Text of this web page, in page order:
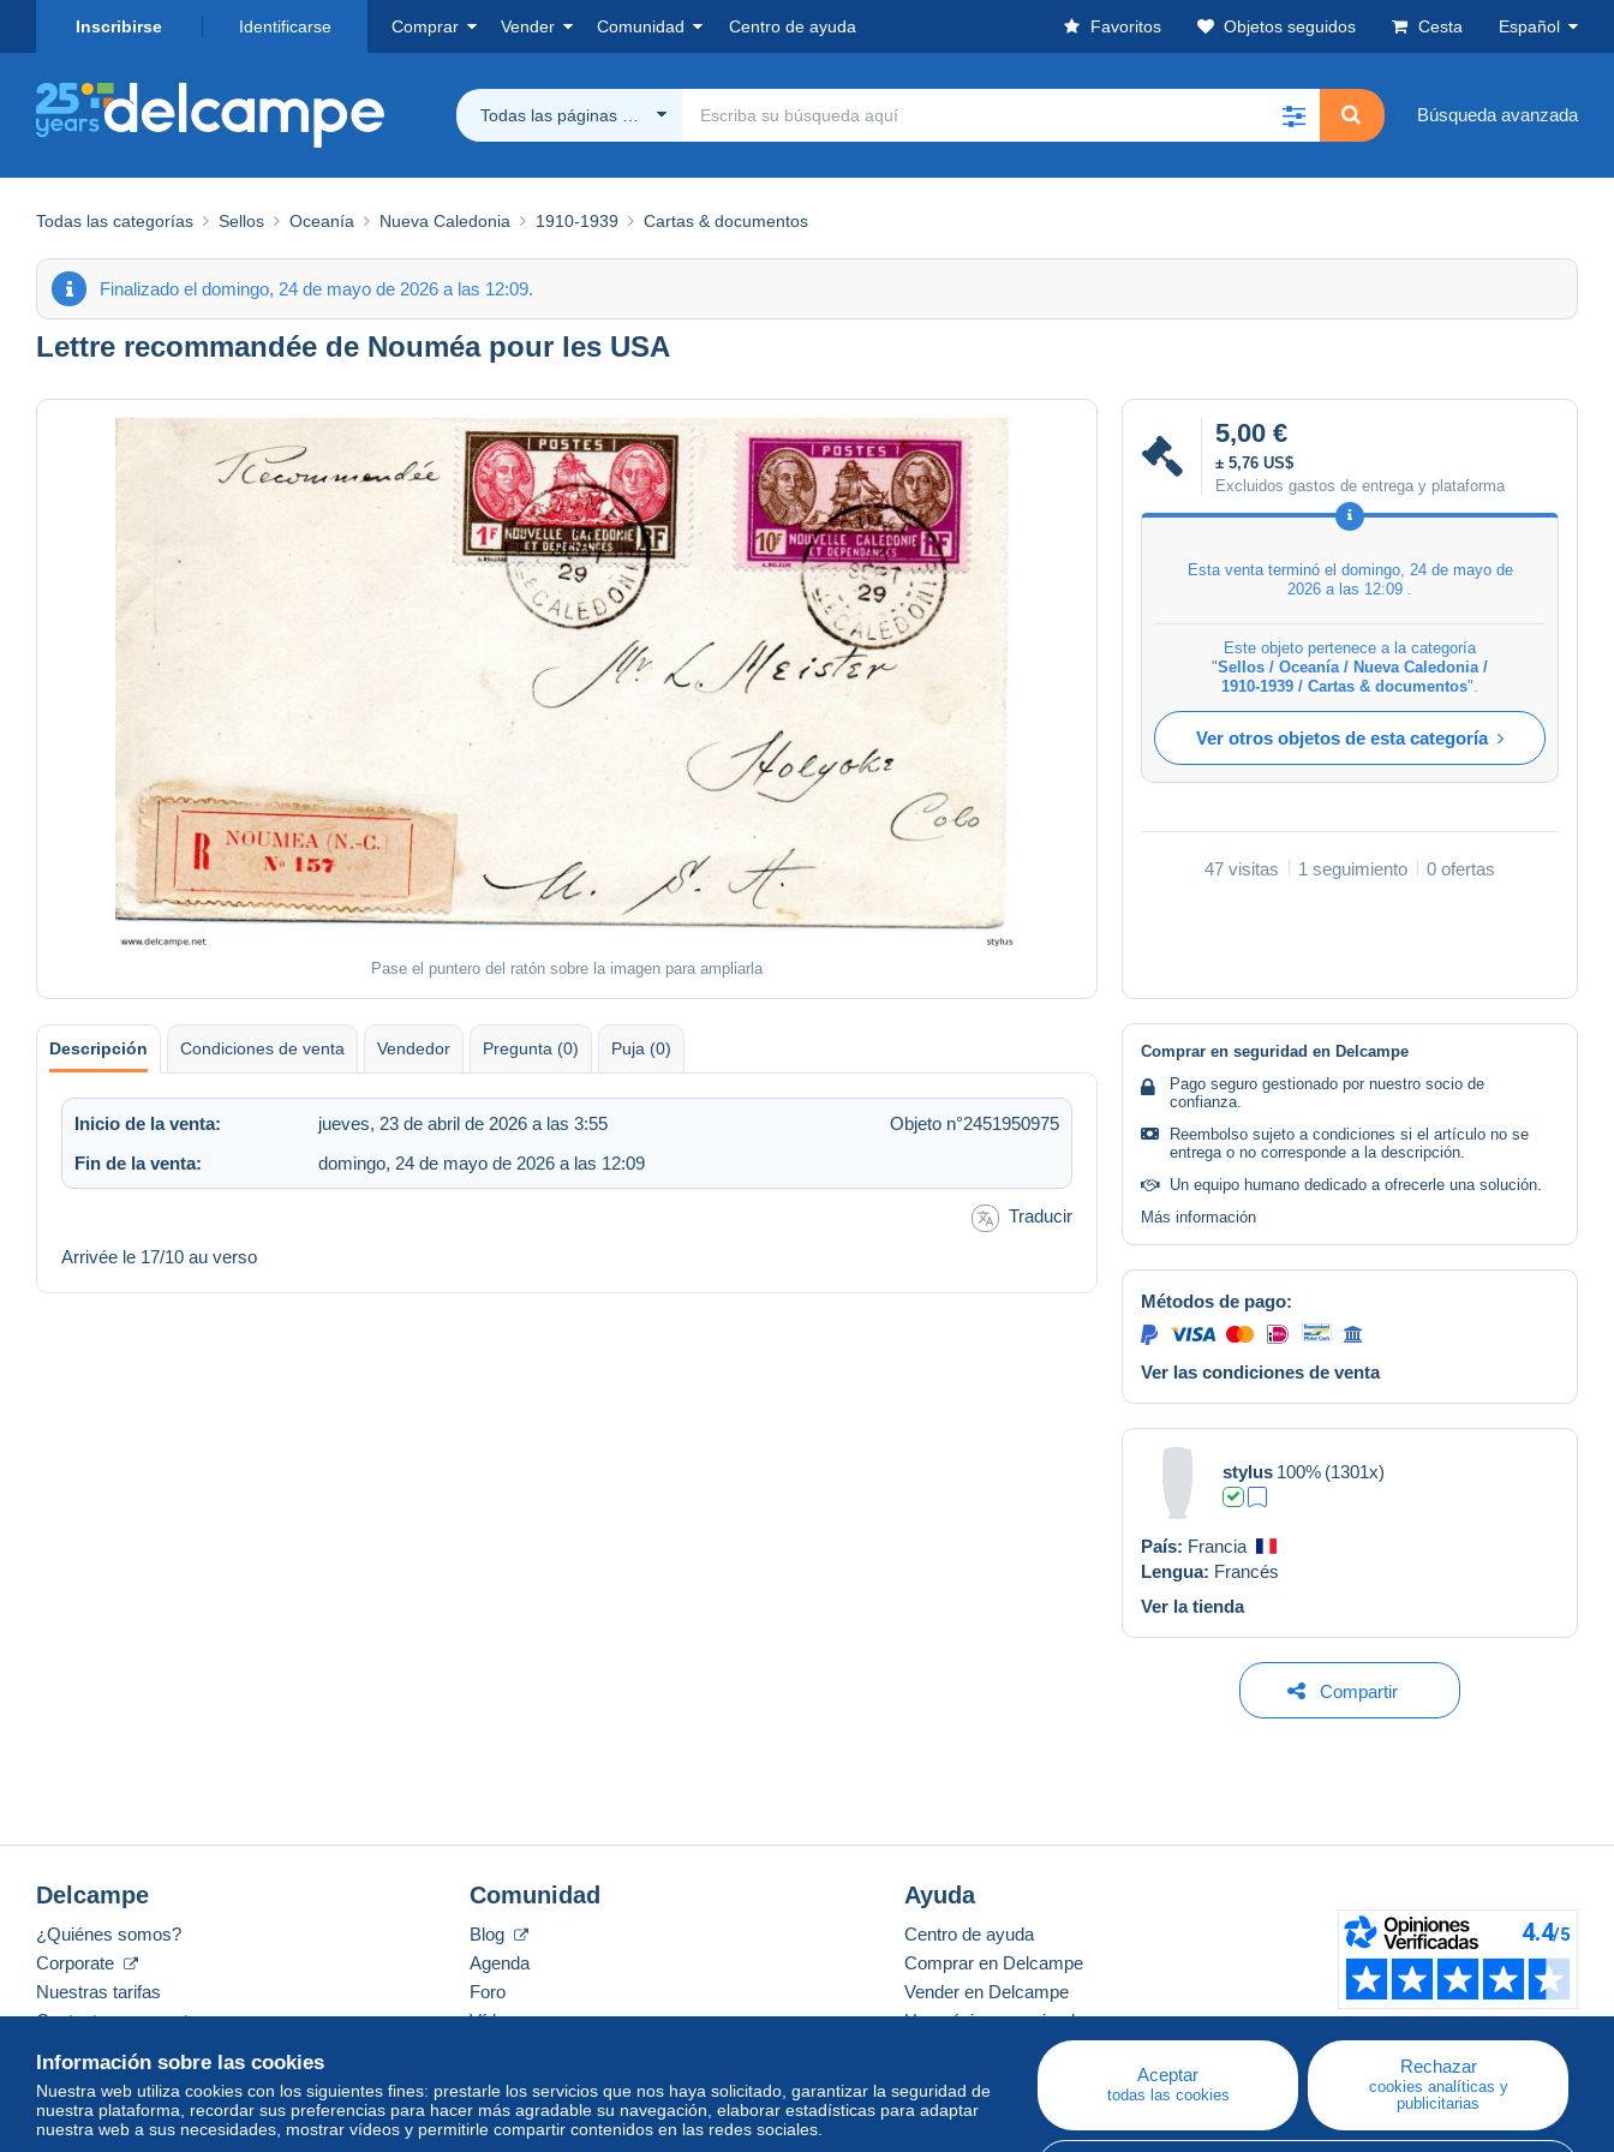
Inscribirse Identificarse Comprar Vender Comunidad Centro de ayuda Favoritos Objetos seguidos Cesta Español
Todas las páginas Delcampe Búsqueda avanzada
Todas las categorías Sellos Oceanía Nueva Caledonia 1910-1939 Cartas & documentos
Finalizado el domingo, 24 de mayo de 2026 a las 12:09.
Lettre recommandée de Nouméa pour les USA
Pase el puntero del ratón sobre la imagen para ampliarla
5,00 €
± 5,76 US$
Excluidos gastos de entrega y plataforma
Esta venta terminó el domingo, 24 de mayo de
2026 a las 12:09
Este objeto pertenece a la categoría
"Sellos / Oceanía / Nueva Caledonia /
1910-1939 / Cartas & documentos".
Ver otros objetos de esta categoría
47 visitas 1 seguimiento 0 ofertas
Descripción Condiciones de venta Vendedor Pregunta (0) Puja (0)
Inicio de la venta: jueves, 23 de abril de 2026 a las 3:55
Objeto n°2451950975
Fin de la venta:
domingo, 24 de mayo de 2026 a las 12:09
Traducir
Arrivée le 17/10 au verso
Comprar en seguridad en Delcampe
Pago seguro gestionado por nuestro socio de
confianza.
Reembolso sujeto a condiciones si el artículo no se
entrega o no corresponde a la descripción.
Un equipo humano dedicado a ofrecerle una solución.
Más información
Métodos de pago:
Ver las condiciones de venta
stylus 100% (1301x)
País: Francia
Lengua: Francés
Ver la tienda
Compartir
Información sobre las cookies
Nuestra web utiliza cookies con los siguientes fines: prestarle los servicios que nos haya solicitado, garantizar la seguridad de
nuestra plataforma, recordar sus preferencias para hacer más agradable su navegación, elaborar estadísticas para adaptar
nuestra web a sus necesidades, mostrar vídeos y permitirle compartir contenidos en las redes sociales.
Aceptar
todas las cookies
Rechazar
cookies analíticas y
publicitarias
Delcampe
¿Quiénes somos?
Corporate
Nuestras tarifas
Contacte con nosotros
Comunidad
Blog
Agenda
Foro
Vídeos
Ayuda
Centro de ayuda
Comprar en Delcampe
Vender en Delcampe
Una página securizada
Español USD America/Indiana/Vevay Modo estándar